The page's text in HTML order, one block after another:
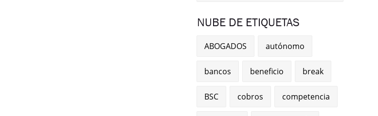
NUBE DE ETIQUETAS
ABOGADOS autónomo
bancos beneficio break
BSC cobros competencia